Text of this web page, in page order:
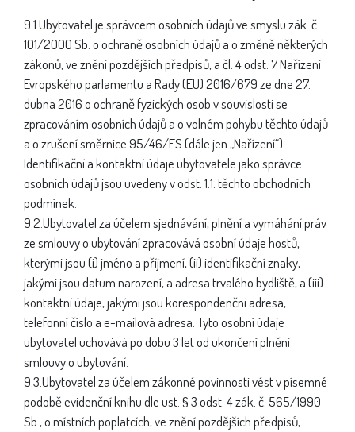
9.1.Ubytovatel je správcem osobních údajů ve smyslu zák. č.
101/2000 Sb. o ochraně osobních údajů a o změně některých
zákonů, ve znění pozdějších předpisů, a čl. 4 odst. 7 Nařízení
Evropského parlamentu a Rady (EU) 2016/679 ze dne 27.
dubna 2016 o ochraně fyzických osob v souvislosti se
zpracováním osobních údajů a o volném pohybu těchto údajů
a o zrušení směrnice 95/46/ES (dále jen „Nařízení“).
Identifikační a kontaktní údaje ubytovatele jako správce
osobních údajů jsou uvedeny v odst. 1.1. těchto obchodních
podmínek.
9.2.Ubytovatel za účelem sjednávání, plnění a vymáhání práv
ze smlouvy o ubytování zpracovává osobní údaje hostů,
kterými jsou (i) jméno a příjmení, (ii) identifikační znaky,
jakými jsou datum narození, a adresa trvalého bydliště, a (iii)
kontaktní údaje, jakými jsou korespondenční adresa,
telefonní číslo a e-mailová adresa. Tyto osobní údaje
ubytovatel uchovává po dobu 3 let od ukončení plnění
smlouvy o ubytování.
9.3.Ubytovatel za účelem zákonné povinnosti vést v písemné
podobě evidenční knihu dle ust. § 3 odst. 4 zák. č. 565/1990
Sb., o místních poplatcích, ve znění pozdějších předpisů,